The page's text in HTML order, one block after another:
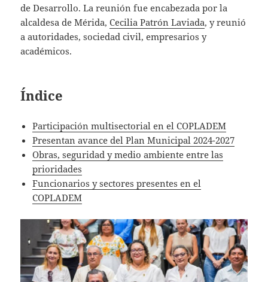
de Desarrollo. La reunión fue encabezada por la
alcaldesa de Mérida,Cecilia Patrón Laviada, y reunió
a autoridades, sociedad civil, empresarios y
académicos.
Índice
Participación multisectorial en el COPLADEM
Presentan avance del Plan Municipal 2024-2027
Obras, seguridad y medio ambiente entre las
prioridades
Funcionarios y sectores presentes en el
COPLADEM